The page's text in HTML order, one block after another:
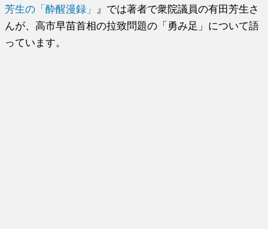
芳生の「酔醒漫録」
』では著者で衆院議員の有田芳生さ
んが、高市早苗首相の拉致問題の「勇み足」について語
っています。